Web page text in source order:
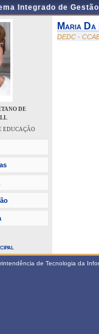
Integrado de
DE
EDUCAÇÃO
Maria
DEDC -
de Tecnologia da